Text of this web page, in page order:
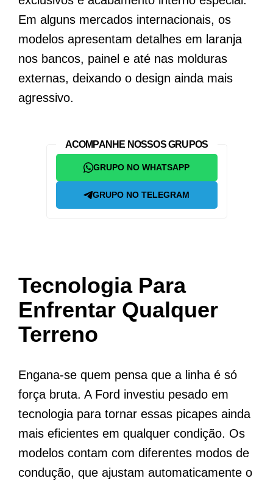
Em alguns mercados internacionais, os
modelos apresentam detalhes em laranja
nos bancos, painel e até nas molduras
externas, deixando o design ainda mais
agressivo.
ACOMPANHE NOSSOS GRUPOS
GRUPO NO WHATSAPP
GRUPO NO TELEGRAM
Tecnologia Para
Enfrentar Qualquer
Terreno
Engana-se quem pensa que a linha é só
força bruta. A Ford investiu pesado em
tecnologia para tornar essas picapes ainda
mais eficientes em qualquer condição. Os
modelos contam com diferentes modos de
condução, que ajustam automaticamente o